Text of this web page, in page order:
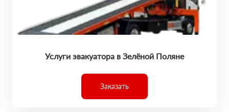
Услуги эвакуатора в Зелёной Поляне
Заказать